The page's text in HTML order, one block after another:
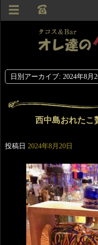
日別アーカイブ: 2024年8月
西中島おれたこ
投稿日 2024年8月20日